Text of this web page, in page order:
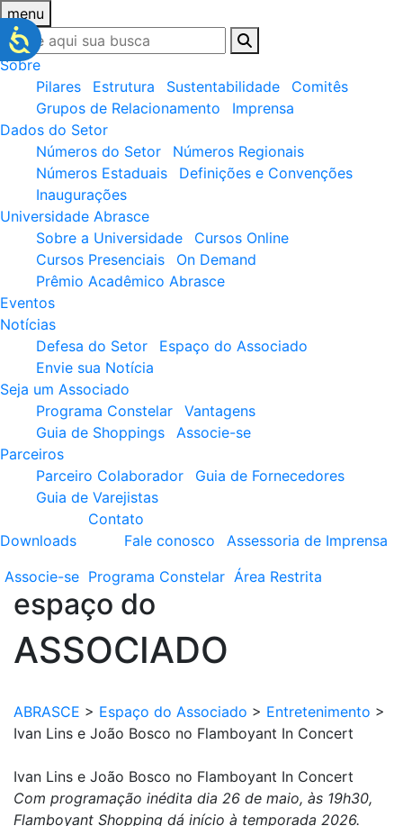
menu
Sobre
Pilares
Estrutura Sustentabilidade
Comitês
Grupos de Relacionamento
Imprensa
Dados do Setor
Números do Setor
Números Regionais
Números Estaduais
Definições e Convenções
Inaugurações
Universidade Abrasce
Sobre a Universidade
Cursos Online
Cursos Presenciais
On Demand
Prêmio Acadêmico Abrasce
Eventos
Notícias
Defesa do Setor
Espaço do Associado
Envie sua Notícia
Seja um Associado
Programa Constelar
Vantagens
Guia de Shoppings
Associe-se
Parceiros
Parceiro Colaborador
Guia de Fornecedores
Guia de Varejistas
Downloads
Contato
Fale conosco
Assessoria de Imprensa
Associe-se Programa Constelar Área Restrita
espaço do
ASSOCIADO
ABRASCE > Espaço do Associado > Entretenimento >
Ivan Lins e João Bosco no Flamboyant In Concert
Ivan Lins e João Bosco no Flamboyant In Concert
Com programação inédita dia 26 de maio, às 19h30,
Flamboyant Shopping dá início à temporada 2026.